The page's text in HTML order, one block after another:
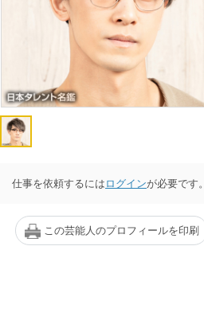
仕事を依頼するには ログインが必要です。
この芸能人のプロフィールを印刷